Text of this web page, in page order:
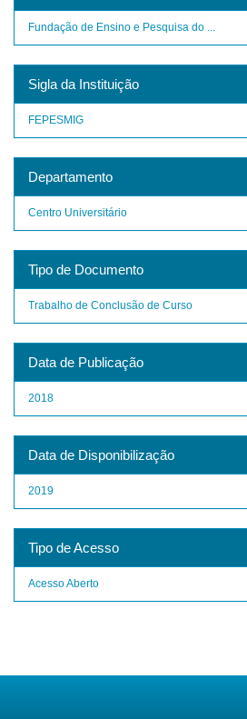
Fundação de Ensino e Pesquisa do ...
Sigla da Instituição
FEPESMIG
Departamento
Centro Universitário
Tipo de Documento
Trabalho de Conclusão de Curso
Data de Publicação
2018
Data de Disponibilização
2019
Tipo de Acesso
Acesso Aberto